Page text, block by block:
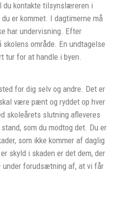
du kontakte tilsynslæreren i
er kommet. I dagtimerne må
har undervisning. Efter
område. En undtagelse
tur for at handle i byen.
for dig selv og andre. Det er
være pænt og ryddet op hver
skoleårets slutning afleveres
som du modtog det. Du er
som ikke kommer af daglig
skyld i skaden er det dem, der
under forudsætning af, at vi får